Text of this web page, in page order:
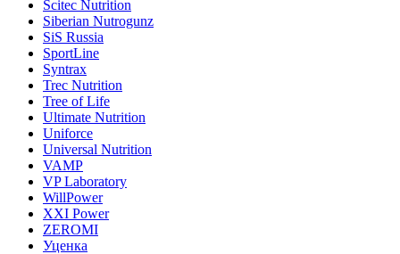
Scitec Nutrition
Siberian Nutrogunz
SiS Russia
SportLine
Syntrax
Trec Nutrition
Tree of Life
Ultimate Nutrition
Uniforce
Universal Nutrition
VAMP
VP Laboratory
WillPower
XXI Power
ZEROMI
Уценка